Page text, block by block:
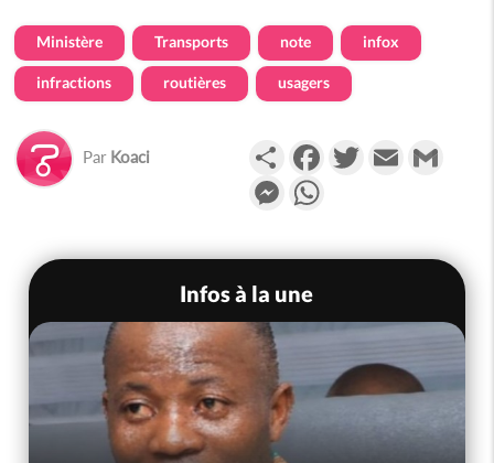
Ministère Transports note infox
infractions routières usagers
Par Koaci PartagerFacebookTwitterEmail
Messenger
Infos à la une